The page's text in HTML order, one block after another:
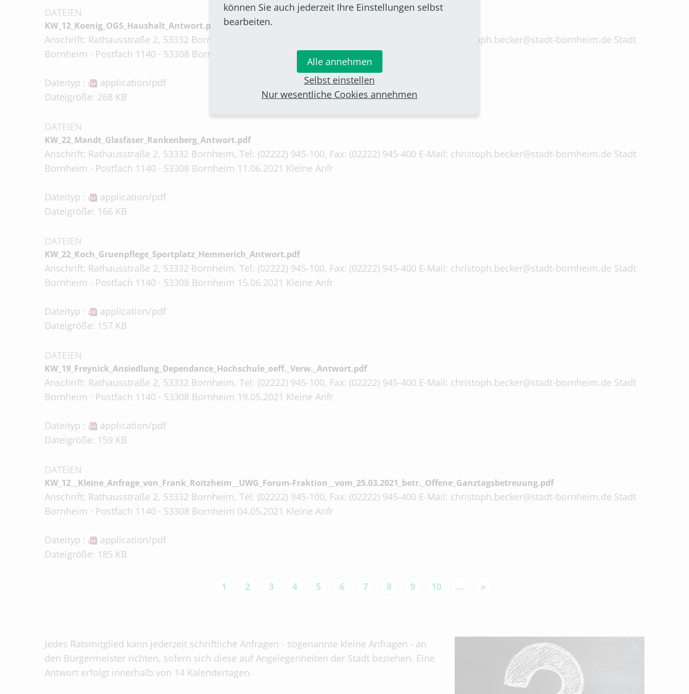
DATEIEN
KW_12_Koenig_OGS_Haushalt_Antwort.pdf
Anschrift: Rathausstraße 2, 53332 Bornheim, Tel: (02222) 945-100, Fax: (02222) 945-400 E-Mail: christoph.becker@stadt-bornheim.de Stadt
Bornheim · Postfach 1140 · 53308 Bornheim 21.05.2021 Kleine Anfr
Dateityp :
application/pdf
Dateigröße: 268 KB
DATEIEN
KW_22_Mandt_Glasfaser_Rankenberg_Antwort.pdf
Anschrift: Rathausstraße 2, 53332 Bornheim, Tel: (02222) 945-100, Fax: (02222) 945-400 E-Mail: christoph.becker@stadt-bornheim.de Stadt
Bornheim · Postfach 1140 · 53308 Bornheim 11.06.2021 Kleine Anfr
Dateityp :
application/pdf
Dateigröße: 166 KB
DATEIEN
KW_22_Koch_Gruenpflege_Sportplatz_Hemmerich_Antwort.pdf
Anschrift: Rathausstraße 2, 53332 Bornheim, Tel: (02222) 945-100, Fax: (02222) 945-400 E-Mail: christoph.becker@stadt-bornheim.de Stadt
Bornheim · Postfach 1140 · 53308 Bornheim 15.06.2021 Kleine Anfr
Dateityp :
application/pdf
Dateigröße: 157 KB
DATEIEN
KW_19_Freynick_Ansiedlung_Dependance_Hochschule_oeff._Verw._Antwort.pdf
Anschrift: Rathausstraße 2, 53332 Bornheim, Tel: (02222) 945-100, Fax: (02222) 945-400 E-Mail: christoph.becker@stadt-bornheim.de Stadt
Bornheim · Postfach 1140 · 53308 Bornheim 19.05.2021 Kleine Anfr
Dateityp :
application/pdf
Dateigröße: 159 KB
DATEIEN
KW_12__Kleine_Anfrage_von_Frank_Roitzheim__UWG_Forum-Fraktion__vom_25.03.2021_betr._Offene_Ganztagsbetreuung.pdf
Anschrift: Rathausstraße 2, 53332 Bornheim, Tel: (02222) 945-100, Fax: (02222) 945-400 E-Mail: christoph.becker@stadt-bornheim.de Stadt
Bornheim · Postfach 1140 · 53308 Bornheim 04.05.2021 Kleine Anfr
Dateityp :
application/pdf
Dateigröße: 185 KB
1 2 3 4 5 6 7 8 9 10 .... »
Jedes Ratsmitglied kann jederzeit schriftliche Anfragen - sogenannte kleine Anfragen - an
den Bürgermeister richten, sofern sich diese auf Angelegenheiten der Stadt beziehen. Eine
Antwort erfolgt innerhalb von 14 Kalendertagen.
können Sie auch jederzeit Ihre Einstellungen selbst
bearbeiten.
Alle annehmen
Selbst einstellen
Nur wesentliche Cookies annehmen